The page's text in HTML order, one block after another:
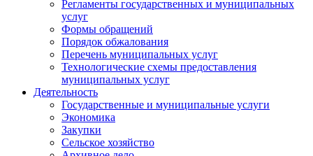
Регламенты государственных и муниципальных
услуг
Формы обращений
Порядок обжалования
Перечень муниципальных услуг
Технологические схемы предоставления
муниципальных услуг
Деятельность
Государственные и муниципальные услуги
Экономика
Закупки
Сельское хозяйство